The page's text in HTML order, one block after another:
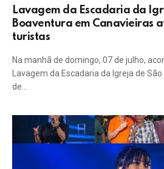
Lavagem da Escadaria da
Boaventura em Canavieiras
turistas
Na manhã de domingo, 07 de julho,
Lavagem da Escadaria da Igreja de
de…